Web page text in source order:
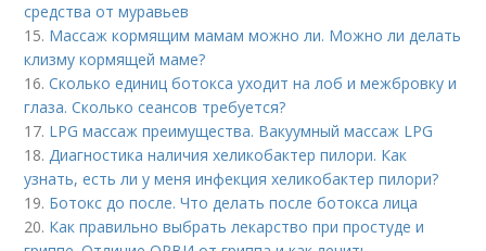
средства от муравьев
15. Массаж кормящим мамам можно ли. Можно ли делать
клизму кормящей маме?
16.Сколько единиц ботокса уходит на лоб и межбровку и
глаза. Сколько сеансов требуется?
17. LPG массаж преимущества. Вакуумный массаж LPG
18.Диагностика наличия хеликобактер пилори. Как
узнать, есть ли у меня инфекция хеликобактер пилори?
19. Ботокс до после. Что делать после ботокса лица
20. Как правильно выбрать лекарство при простуде и